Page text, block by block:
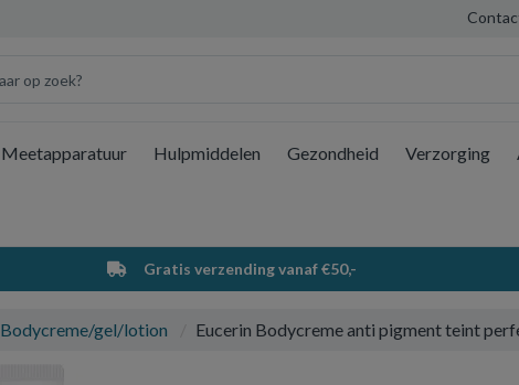
Meetapparatuur Hulpmiddelen Gezondheid Verzorging
Gratis verzending vanaf €50,-
Bodycreme/gel/lotion Eucerin Bodycreme anti pigment teint